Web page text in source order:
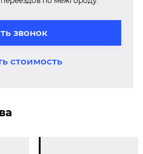
звонок
стоимость